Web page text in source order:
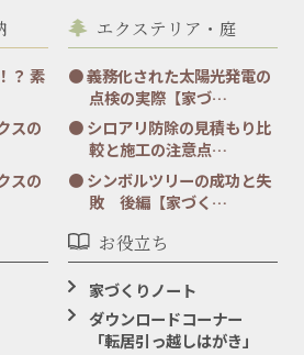
？ 素
スの
スの
エクステリア・庭
義務化された太陽光発電の
点検の実際【家づ…
シロアリ防除の見積もり比
較と施工の注意点…
シンボルツリーの成功と失
敗 後編【家づく…
お役立ち
家づくりノート
ダウンロードコーナー
「転居引っ越しはがき」